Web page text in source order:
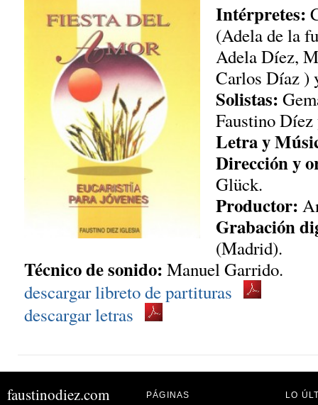
Intérpretes:
(Adela de la
Adela Díez,
Carlos Díaz )
Solistas:
Faustino Díez
Letra y
Dirección y
Glück.
Productor:
Grabación
(Madrid).
Técnico de sonido: Manuel Garrido.
descargar libreto de partituras
descargar letras
faustinodiez.com PÁGINAS LO